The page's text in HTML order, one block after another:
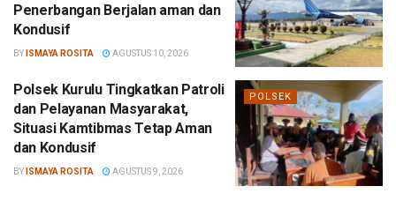
Penerbangan Berjalan aman dan
Kondusif
BY ISMAYA ROSITA AGUSTUS 10, 2026
POLSEK
Polsek Kurulu Tingkatkan Patroli
dan Pelayanan Masyarakat,
Situasi Kamtibmas Tetap Aman
dan Kondusif
BY ISMAYA ROSITA AGUSTUS 9, 2026